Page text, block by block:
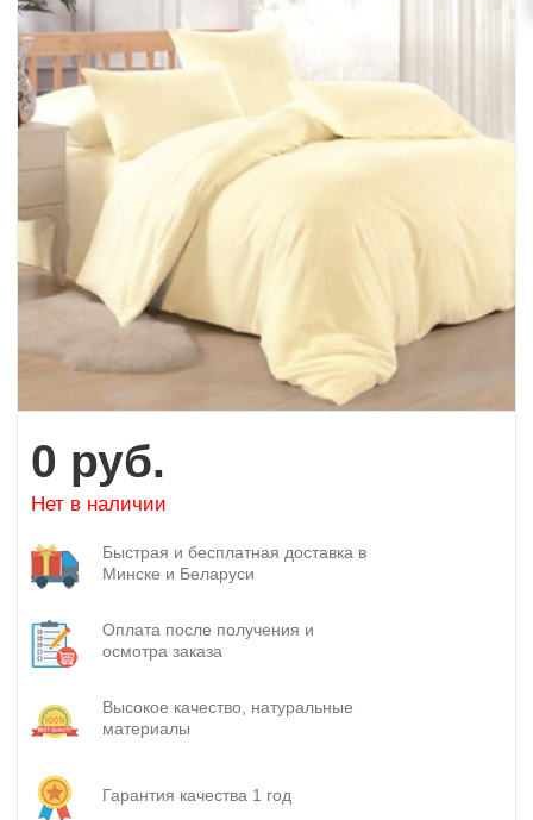
0 руб.
Нет в наличии
Быстрая и бесплатная доставка в
Минске и Беларуси
Оплата после получения и
осмотра заказа
Высокое качество, натуральные
материалы
Гарантия качества 1 год